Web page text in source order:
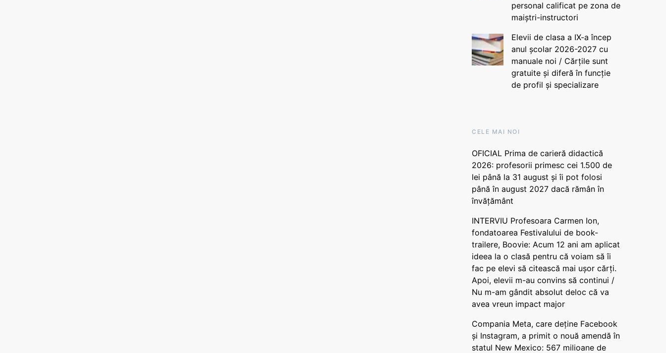
personal calificat pe zona de
maiștri-instructori
Elevii de clasa a IX-a încep
anul școlar 2026-2027 cu
manuale noi / Cărțile sunt
gratuite și diferă în funcție
de profil și specializare
CELE MAI NOI
OFICIAL Prima de carieră didactică
2026: profesorii primesc cei 1.500 de
lei până la 31 august și îi pot folosi
până în august 2027 dacă rămân în
învățământ
INTERVIU Profesoara Carmen Ion,
fondatoarea Festivalului de book-
trailere, Boovie: Acum 12 ani am aplicat
ideea la o clasă pentru că voiam să îi
fac pe elevi să citească mai ușor cărți.
Apoi, elevii m-au convins să continui /
Nu m-am gândit absolut deloc că va
avea vreun impact major
Compania Meta, care deține Facebook
și Instagram, a primit o nouă amendă în
statul New Mexico: 567 milioane de